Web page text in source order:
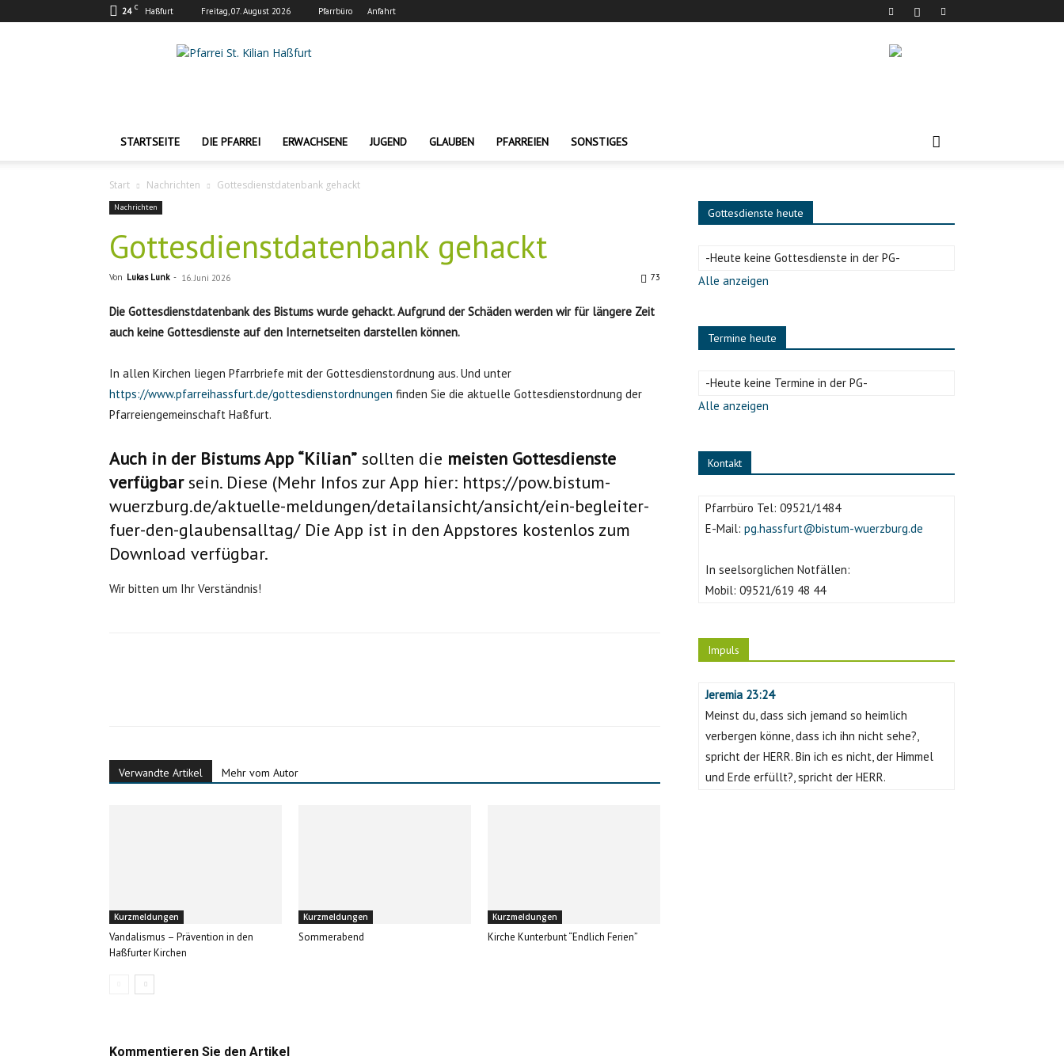
24 C Haßfurt Freitag, 07. August 2026 Pfarrbüro Anfahrt
Pfarrei
STARTSEITE DIE PFARREI ERWACHSENE JUGEND GLAUBEN PFARREIEN SONSTIGES
Start Nachrichten Gottesdienstdatenbank gehackt
Nachrichten
Gottesdienstdatenbank gehackt
Von Lukas Lunk - 16. Juni 2026 73
Die Gottesdienstdatenbank des Bistums wurde gehackt. Aufgrund der Schäden werden wir für längere Zeit
auch keine Gottesdienste auf den Internetseiten darstellen können.
In allen Kirchen liegen Pfarrbriefe mit der Gottesdienstordnung aus. Und unter
https://www.pfarreihassfurt.de/gottesdienstordnungen finden Sie die aktuelle Gottesdienstordnung der
Pfarreiengemeinschaft Haßfurt.
Auch in der Bistums App “Kilian” sollten die meisten Gottesdienste
verfügbarsein. Diese (Mehr Infos zur App hier: https://pow.bistum-
wuerzburg.de/aktuelle-meldungen/detailansicht/ansicht/ein-begleiter-
fuer-den-glaubensalltag/Die App ist in den Appstores kostenlos zum
Download verfügbar.
Wir bitten um Ihr Verständnis!
Verwandte Artikel Mehr vom Autor
Kurzmeldungen
Vandalismus – Prävention in den
Haßfurter Kirchen
Kurzmeldungen
Sommerabend
Kurzmeldungen
Kirche Kunterbunt “Endlich Ferien”
Kommentieren Sie den Artikel
Gottesdienste heute
-Heute keine Gottesdienste in der PG-
Alle anzeigen
Termine heute
-Heute keine Termine in der PG-
Alle anzeigen
Kontakt
Pfarrbüro Tel: 09521/1484
E-Mail: pg.hassfurt@bistum-wuerzburg.de
In seelsorglichen Notfällen:
Mobil: 09521/619 48 44
Impuls
Jeremia 23:24
Meinst du, dass sich jemand so heimlich
verbergen könne, dass ich ihn nicht sehe?,
spricht der HERR. Bin ich es nicht, der Himmel
und Erde erfüllt?, spricht der HERR.